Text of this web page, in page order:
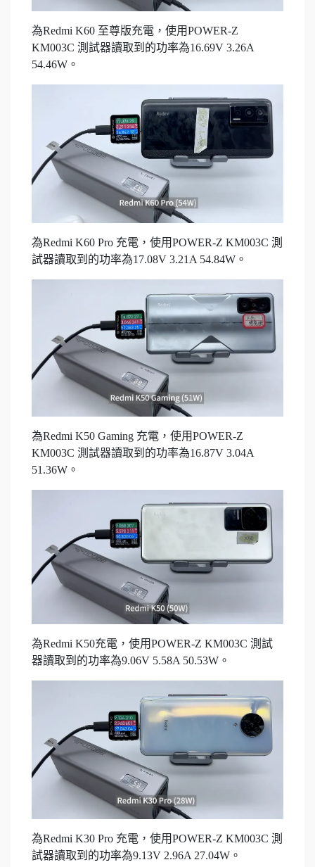
為Redmi K60 至尊版充電，使用POWER-Z
KM003C 測試器讀取到的功率為16.69V 3.26A
54.46W。
為Redmi K60 Pro 充電，使用POWER-Z KM003C 測
試器讀取到的功率為17.08V 3.21A 54.84W。
為Redmi K50 Gaming 充電，使用POWER-Z
KM003C 測試器讀取到的功率為16.87V 3.04A
51.36W。
為Redmi K50充電，使用POWER-Z KM003C 測試
器讀取到的功率為9.06V 5.58A 50.53W。
為Redmi K30 Pro 充電，使用POWER-Z KM003C 測
試器讀取到的功率為9.13V 2.96A 27.04W。